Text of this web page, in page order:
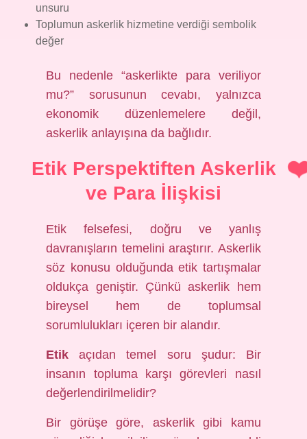
unsuru
Toplumun askerlik hizmetine verdiği sembolik
değer
Bu nedenle “askerlikte para veriliyor
mu?” sorusunun cevabı, yalnızca
ekonomik düzenlemelere değil,
askerlik anlayışına da bağlıdır.
Etik Perspektiften Askerlik
ve Para İlişkisi
Etik felsefesi, doğru ve yanlış
davranışların temelini araştırır. Askerlik
söz konusu olduğunda etik tartışmalar
oldukça geniştir. Çünkü askerlik hem
bireysel hem de toplumsal
sorumlulukları içeren bir alandır.
Etik açıdan temel soru şudur: Bir
insanın topluma karşı görevleri nasıl
değerlendirilmelidir?
Bir görüşe göre, askerlik gibi kamu